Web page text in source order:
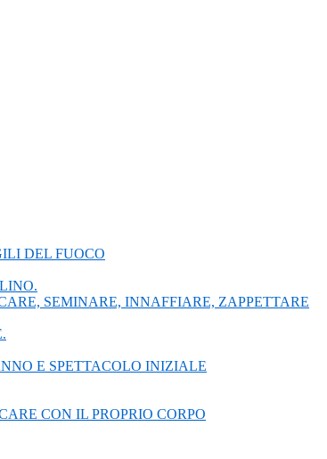
DEL FUOCO
SEMINARE, INNAFFIARE, ZAPPETTARE
E SPETTACOLO INIZIALE
CON IL PROPRIO CORPO